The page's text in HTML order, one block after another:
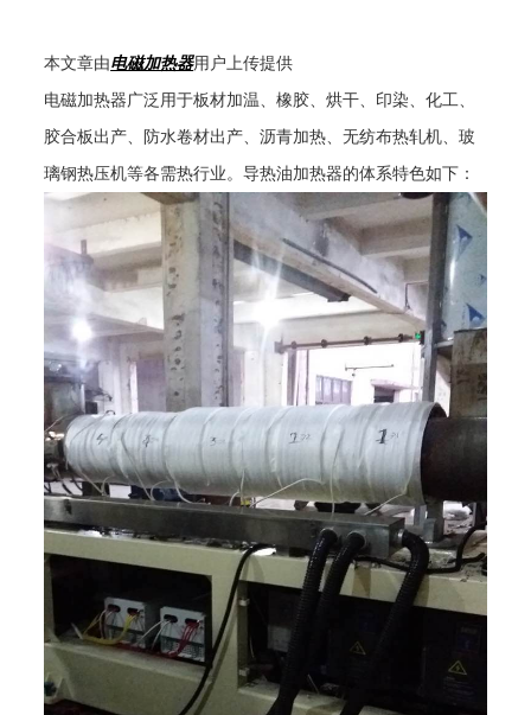
本文章由电磁加热器用户上传提供
电磁加热器广泛用于板材加温、橡胶、烘干、印染、化工、
胶合板出产、防水卷材出产、沥青加热、无纺布热轧机、玻
璃钢热压机等各需热行业。导热油加热器的体系特色如下：